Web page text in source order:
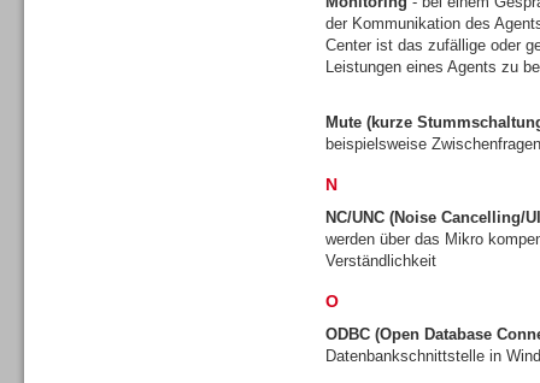
der Kommunikation des
Center ist das zufällige oder
Leistungen eines Agents zu
Mute (kurze
beispielsweise
N
NC/UNC (Noise Cancelling/
werden über das Mikro
Verständlichkeit
O
ODBC (Open Database
Datenbankschnittstelle in